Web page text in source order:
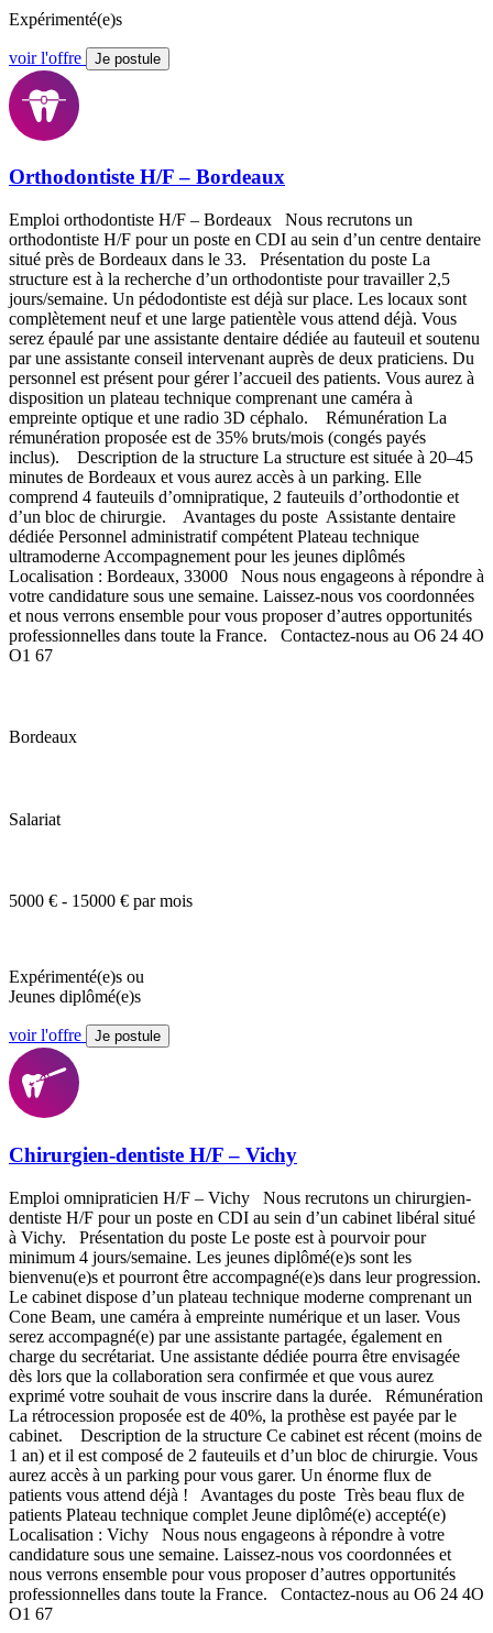
Expérimenté(e)s
voir l'offre Je postule
Orthodontiste H/F – Bordeaux
Emploi orthodontiste H/F – Bordeaux Nous recrutons un
orthodontiste H/F pour un poste en CDI au sein d’un centre dentaire
situé près de Bordeaux dans le 33. Présentation du poste La
structure est à la recherche d’un orthodontiste pour travailler 2,5
jours/semaine. Un pédodontiste est déjà sur place. Les locaux sont
complètement neuf et une large patientèle vous attend déjà. Vous
serez épaulé par une assistante dentaire dédiée au fauteuil et soutenu
par une assistante conseil intervenant auprès de deux praticiens. Du
personnel est présent pour gérer l’accueil des patients. Vous aurez à
disposition un plateau technique comprenant une caméra à
empreinte optique et une radio 3D céphalo. Rémunération La
rémunération proposée est de 35% bruts/mois (congés payés
inclus). Description de la structure La structure est située à 20–45
minutes de Bordeaux et vous aurez accès à un parking. Elle
comprend 4 fauteuils d’omnipratique, 2 fauteuils d’orthodontie et
d’un bloc de chirurgie. Avantages du poste Assistante dentaire
dédiée Personnel administratif compétent Plateau technique
ultramoderne Accompagnement pour les jeunes diplômés
Localisation : Bordeaux, 33000 Nous nous engageons à répondre à
votre candidature sous une semaine. Laissez-nous vos coordonnées
et nous verrons ensemble pour vous proposer d’autres opportunités
professionnelles dans toute la France. Contactez-nous au O6 24 4O
O1 67
Bordeaux
Salariat
5000 € - 15000 € par mois
Expérimenté(e)s ou
Jeunes diplômé(e)s
voir l'offre Je postule
Chirurgien-dentiste H/F – Vichy
Emploi omnipraticien H/F – Vichy Nous recrutons un chirurgien-
dentiste H/F pour un poste en CDI au sein d’un cabinet libéral situé
à Vichy. Présentation du poste Le poste est à pourvoir pour
minimum 4 jours/semaine. Les jeunes diplômé(e)s sont les
bienvenu(e)s et pourront être accompagné(e)s dans leur progression.
Le cabinet dispose d’un plateau technique moderne comprenant un
Cone Beam, une caméra à empreinte numérique et un laser. Vous
serez accompagné(e) par une assistante partagée, également en
charge du secrétariat. Une assistante dédiée pourra être envisagée
dès lors que la collaboration sera confirmée et que vous aurez
exprimé votre souhait de vous inscrire dans la durée. Rémunération
La rétrocession proposée est de 40%, la prothèse est payée par le
cabinet. Description de la structure Ce cabinet est récent (moins de
1 an) et il est composé de 2 fauteuils et d’un bloc de chirurgie. Vous
aurez accès à un parking pour vous garer. Un énorme flux de
patients vous attend déjà ! Avantages du poste Très beau flux de
patients Plateau technique complet Jeune diplômé(e) accepté(e)
Localisation : Vichy Nous nous engageons à répondre à votre
candidature sous une semaine. Laissez-nous vos coordonnées et
nous verrons ensemble pour vous proposer d’autres opportunités
professionnelles dans toute la France. Contactez-nous au O6 24 4O
O1 67